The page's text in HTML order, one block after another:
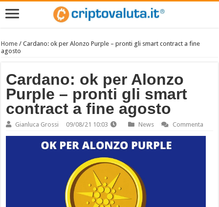
Home /Cardano: ok per Alonzo Purple – pronti gli smart contract a fine
agosto
Cardano: ok per Alonzo
Purple – pronti gli smart
contract a fine agosto
Gianluca Grossi 09/08/21 10:03 News Commenta